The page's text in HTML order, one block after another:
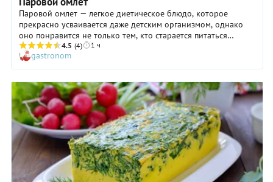
Паровой омлет — легкое диетическое блюдо, которое
прекрасно усваивается даже детским организмом, однако
оно понравится не только тем, кто старается питаться
правильно или сидит на диете. Попробуйте приготовить его
и убедитесь, что оно просто очень и очень вкусное!
Паровой омлет получается необыкновенно нежным, а овощи
и шампиньоны делают его более интересным,
оригинальным. Хотите придать вкусу большую пикантность?
Добавьте в яичную смесь для парового омлета немного
молотого красного перца и молотого имбиря.
4.5 (4) 1 ч
gastronom